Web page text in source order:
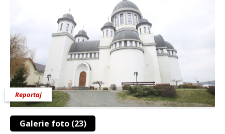
Galerie foto (23)
Reportaj